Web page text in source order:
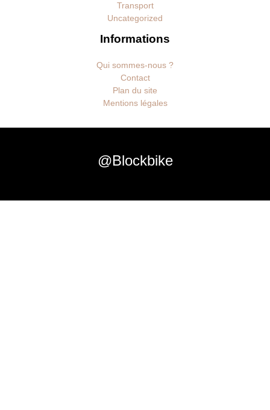
Transport
Uncategorized
Informations
Qui sommes-nous ?
Contact
Plan du site
Mentions légales
@Blockbike